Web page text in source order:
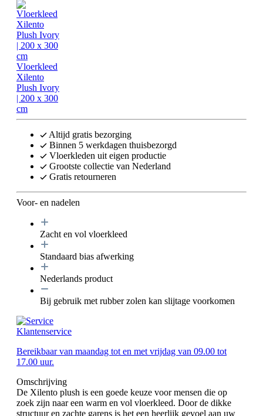
Vloerkleed
Xilento
Plush Ivory
| 200 x 300
cm
Altijd gratis bezorging
Binnen 5 werkdagen thuisbezorgd
Vloerkleden uit eigen productie
Grootste collectie van Nederland
Gratis retourneren
Voor- en nadelen
Zacht en vol vloerkleed
Standaard bias afwerking
Nederlands product
Bij gebruik met rubber zolen kan slijtage voorkomen
Klantenservice
Bereikbaar van maandag tot en met vrijdag van 09.00 tot
17.00 uur.
Omschrijving
De Xilento plush is een goede keuze voor mensen die op
zoek zijn naar een warm en vol vloerkleed. Door de dikke
structuur en zachte garens is het een heerlijk gevoel aan uw